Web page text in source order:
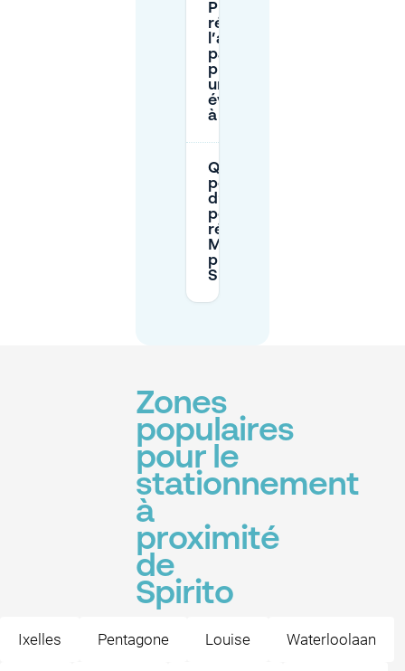
Puis-je
réserver à
l’avance un
parking
privé pour
un
événement
à Spirito ?
Quelle est la
politique
d’annulation
pour les
réservations
Mobypark
près de
Spirito ?
Zones
populaires
pour le
stationnement
à
proximité
de
Spirito
Ixelles Pentagone Louise Waterloolaan